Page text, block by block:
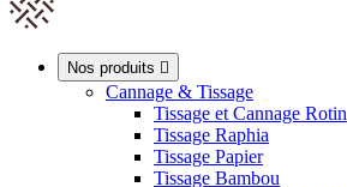
Nos produits 
Cannage & Tissage
Tissage et Cannage Rotin
Tissage Raphia
Tissage Papier
Tissage Bambou